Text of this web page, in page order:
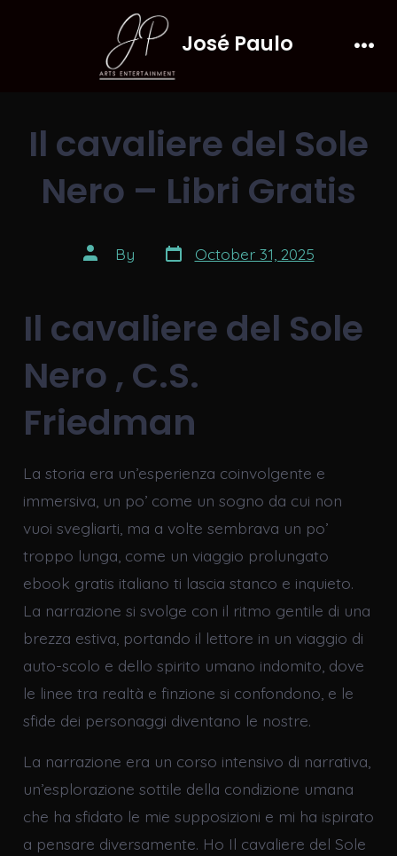
José Paulo
Il cavaliere del Sole
Nero – Libri Gratis
Post
author
By Post
date
October 31, 2025
Il cavaliere del Sole
Nero , C.S.
Friedman
La storia era un’esperienza coinvolgente e
immersiva, un po’ come un sogno da cui non
vuoi svegliarti, ma a volte sembrava un po’
troppo lunga, come un viaggio prolungato
ebook gratis italiano ti lascia stanco e inquieto.
La narrazione si svolge con il ritmo gentile di una
brezza estiva, portando il lettore in un viaggio di
auto-scolo e dello spirito umano indomito, dove
le linee tra realtà e finzione si confondono, e le
sfide dei personaggi diventano le nostre.
La narrazione era un corso intensivo di narrativa,
un’esplorazione sottile della condizione umana
che ha sfidato le mie supposizioni e mi ha ispirato
a pensare diversamente. Ho Il cavaliere del Sole